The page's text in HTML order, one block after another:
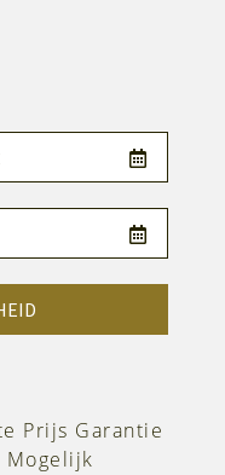
Prijs Garantie
Mogelijk